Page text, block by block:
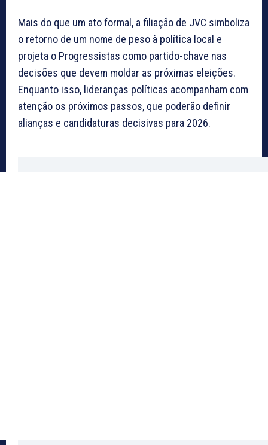
Mais do que um ato formal, a filiação de JVC simboliza
o retorno de um nome de peso à política local e
projeta o Progressistas como partido-chave nas
decisões que devem moldar as próximas eleições.
Enquanto isso, lideranças políticas acompanham com
atenção os próximos passos, que poderão definir
alianças e candidaturas decisivas para 2026.